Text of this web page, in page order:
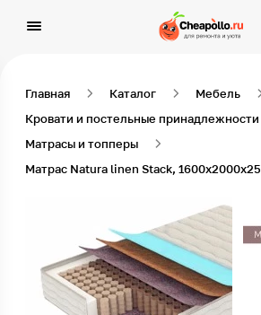
Главная Каталог
Мебель
Кровати и постельные принадлежности
Матрасы и топперы